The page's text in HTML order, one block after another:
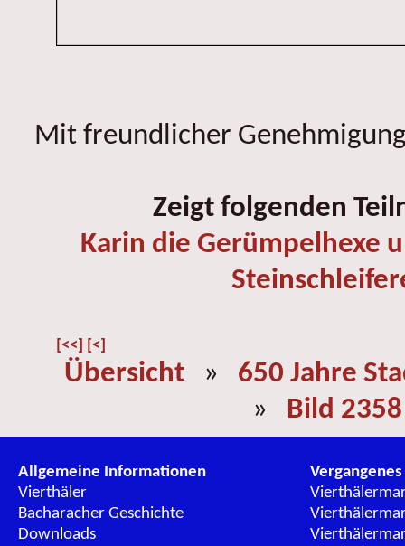
Mit freundlicher
Zeigt folgenden
Karin die Gerümpelhexe
[<<] [<]
Übersicht » 650 Jahre
» Bild 2358
Allgemeine Informationen
Vierthäler
Bacharacher Geschichte
Downloads
Vergangenes